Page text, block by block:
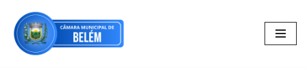
Pular
para